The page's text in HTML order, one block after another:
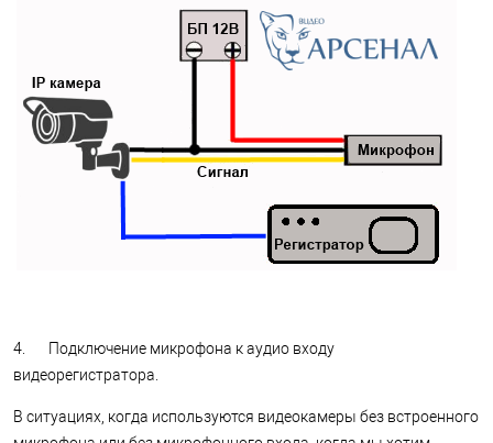
4. Подключение микрофона к аудио входу
видеорегистратора.
В ситуациях, когда используются видеокамеры без встроенного